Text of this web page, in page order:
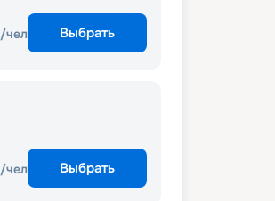
/чел Выбрать
/чел Выбрать